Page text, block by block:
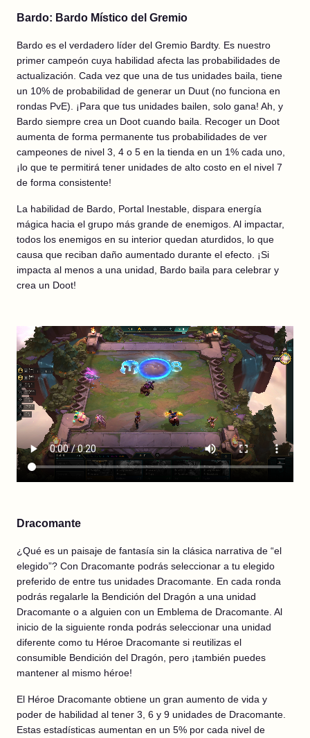
Bardo: Bardo Místico del Gremio
Bardo es el verdadero líder del Gremio Bardty. Es nuestro
primer campeón cuya habilidad afecta las probabilidades de
actualización. Cada vez que una de tus unidades baila, tiene
un 10% de probabilidad de generar un Duut (no funciona en
rondas PvE). ¡Para que tus unidades bailen, solo gana! Ah, y
Bardo siempre crea un Doot cuando baila. Recoger un Doot
aumenta de forma permanente tus probabilidades de ver
campeones de nivel 3, 4 o 5 en la tienda en un 1% cada uno,
¡lo que te permitirá tener unidades de alto costo en el nivel 7
de forma consistente!
La habilidad de Bardo, Portal Inestable, dispara energía
mágica hacia el grupo más grande de enemigos. Al impactar,
todos los enemigos en su interior quedan aturdidos, lo que
causa que reciban daño aumentado durante el efecto. ¡Si
impacta al menos a una unidad, Bardo baila para celebrar y
crea un Doot!
Dracomante
¿Qué es un paisaje de fantasía sin la clásica narrativa de “el
elegido”? Con Dracomante podrás seleccionar a tu elegido
preferido de entre tus unidades Dracomante. En cada ronda
podrás regalarle la Bendición del Dragón a una unidad
Dracomante o a alguien con un Emblema de Dracomante. Al
inicio de la siguiente ronda podrás seleccionar una unidad
diferente como tu Héroe Dracomante si reutilizas el
consumible Bendición del Dragón, pero ¡también puedes
mantener al mismo héroe!
El Héroe Dracomante obtiene un gran aumento de vida y
poder de habilidad al tener 3, 6 y 9 unidades de Dracomante.
Estas estadísticas aumentan en un 5% por cada nivel de